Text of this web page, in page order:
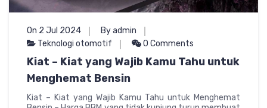
On 2 Jul 2024
By admin
Teknologi otomotif
0 Comments
Kiat – Kiat yang Wajib Kamu Tahu untuk
Menghemat Bensin
Kiat – Kiat yang Wajib Kamu Tahu untuk Menghemat